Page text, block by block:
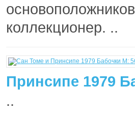
коллекционер. ..
Принcипе 1979
..